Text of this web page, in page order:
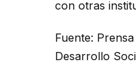
con otras
Fuente:
Desarrollo